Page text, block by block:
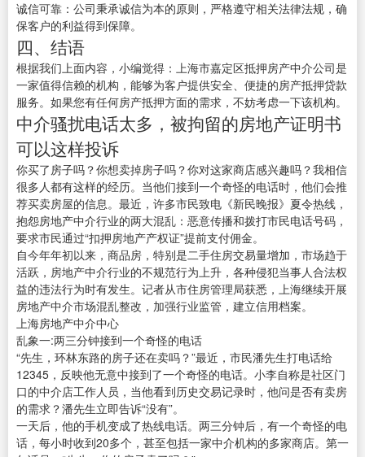
诚信可靠：公司秉承诚信为本的原则，严格遵守相关法律法规，确
保客户的利益得到保障。
四、结语
根据我们上面内容，小编觉得：上海市嘉定区抵押房产中介公司是
一家值得信赖的机构，能够为客户提供安全、便捷的房产抵押贷款
服务。如果您有任何房产抵押方面的需求，不妨考虑一下该机构。
中介骚扰电话太多，被拘留的房地产证明书
可以这样投诉
你买了房子吗？你想卖掉房子吗？你对这家商店感兴趣吗？我相信
很多人都有这样的经历。当他们接到一个奇怪的电话时，他们会推
荐买卖房屋的信息。最近，许多市民致电《新民晚报》夏令热线，
抱怨房地产中介行业的两大混乱：恶意传播和拨打市民电话号码，
要求市民通过“扣押房地产产权证”提前支付佣金。
自今年年初以来，商品房，特别是二手住房交易量增加，市场趋于
活跃，房地产中介行业的不规范行为上升，各种侵犯当事人合法权
益的违法行为时有发生。记者从市住房管理局获悉，上海继续开展
房地产中介市场混乱整改，加强行业监管，建立信用档案。
上海房地产中介中心
乱象一:两三分钟接到一个奇怪的电话
“先生，环林东路的房子还在卖吗？”最近，市民潘先生打电话给
12345，反映他无意中接到了一个奇怪的电话。小李自称是社区门
口的中介店工作人员，当他看到历史交易记录时，他问是否有卖房
的需求？潘先生立即告诉“没有”。
一天后，他的手机变成了热线电话。两三分钟后，有一个奇怪的电
话，每小时收到20多个，甚至包括一家中介机构的多家商店。第一